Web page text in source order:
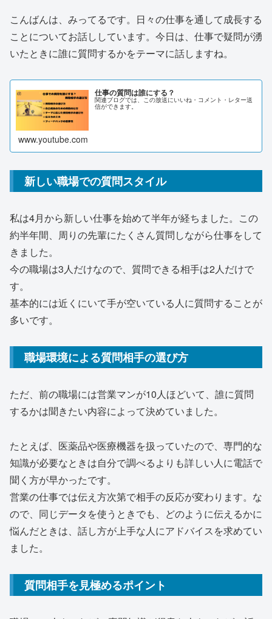
こんばんは、みってるです。日々の仕事を通して成長する
ことについてお話ししています。今日は、仕事で疑問が湧
いたときに誰に質問するかをテーマに話しますね。
仕事の質問は誰にする？
関連ブログでは、この放送にいいね・コメント・レター送
信ができます。
www.youtube.com
新しい職場での質問スタイル
私は4月から新しい仕事を始めて半年が経ちました。この
約半年間、周りの先輩にたくさん質問しながら仕事をして
きました。
今の職場は3人だけなので、質問できる相手は2人だけで
す。
基本的には近くにいて手が空いている人に質問することが
多いです。
職場環境による質問相手の選び方
ただ、前の職場には営業マンが10人ほどいて、誰に質問
するかは聞きたい内容によって決めていました。
たとえば、医薬品や医療機器を扱っていたので、専門的な
知識が必要なときは自分で調べるよりも詳しい人に電話で
聞く方が早かったです。
営業の仕事では伝え方次第で相手の反応が変わります。な
ので、同じデータを使うときでも、どのように伝えるかに
悩んだときは、話し方が上手な人にアドバイスを求めてい
ました。
質問相手を見極めるポイント